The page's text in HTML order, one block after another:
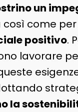
un
come per
positivo.
lavorare
la